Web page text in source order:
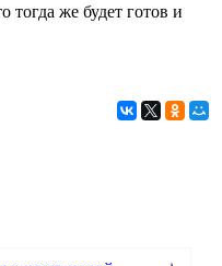
тогда же будет готов и